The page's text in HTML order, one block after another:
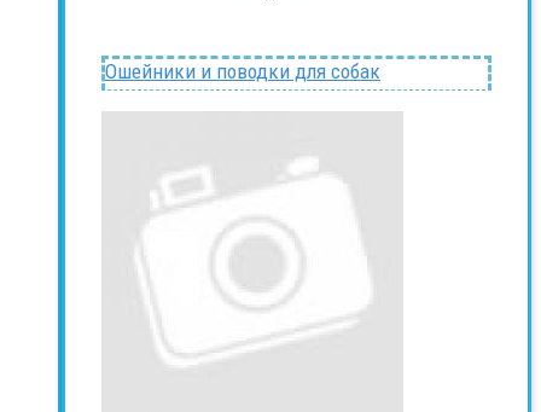
Ошейники и поводки для собак